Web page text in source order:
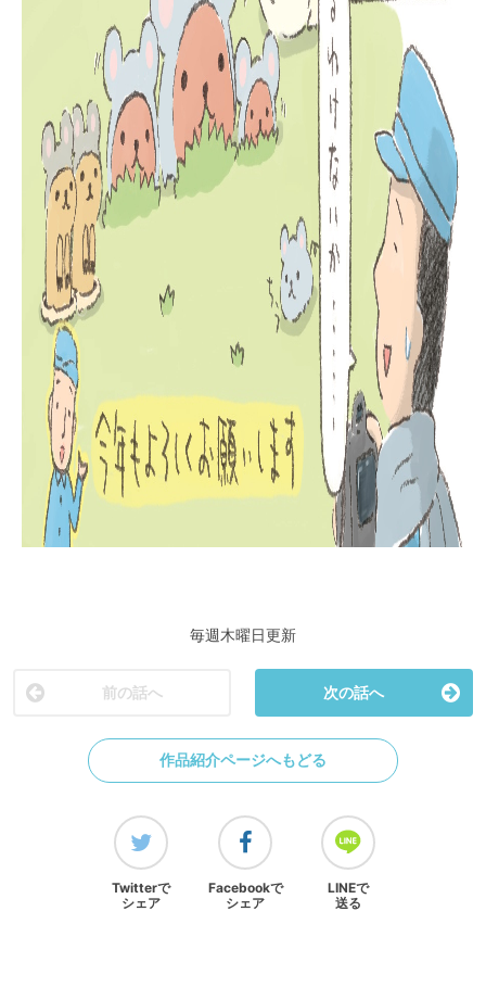
毎週木曜日更新
前の話へ 次の話へ
作品紹介ページへもどる
Twitterで
シェア
Facebookで
シェア
LINEで
送る